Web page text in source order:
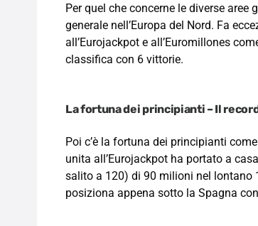
Per quel che concerne le diverse
generale nell’Europa del Nord. Fa
all’Eurojackpot e all’Euromillones
classifica con 6 vittorie.
La fortuna dei principianti – Il
Poi c’è la fortuna dei principianti
unita all’Eurojackpot ha portato a
salito a 120) di 90 milioni nel lontano
posiziona appena sotto la Spagna